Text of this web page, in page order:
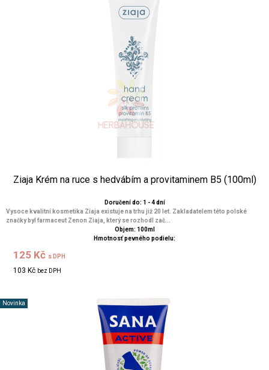
Ziaja Krém na ruce s hedvábím a provitaminem B5 (100ml)
Doručení do: 1 - 4 dní
Vysoce kvalitní kosmetika Ziaja existuje na trhu již 20 let. Zakladatelem této polské
značky byl farmaceut Zenon Ziaja, který se rozhodl zač...
Objem: 100ml
Hmotnosť pevného podielu:
125 Kč s DPH
103 Kč bez DPH
Novinka